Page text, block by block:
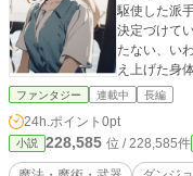
駆使した派
決定づけて
たない、い
え上げた身
きで勝負す
からこそで
ンジョン配
スタイルは
ファンタジー 連載中 長編
24h.ポイント 0pt
小説 228,585 位 / 228,585件